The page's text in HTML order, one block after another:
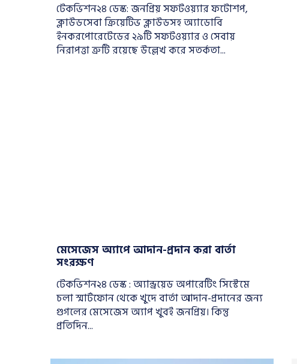
টেকভিশন২৪ ডেস্ক: জনপ্রিয় সফটওয়্যার ফটোশপ,
ক্লাউডসেবা ক্রিয়েটিভ ক্লাউডসহ অ্যাডোবি
ইনকরপোরেটেডের ২৯টি সফটওয়্যার ও সেবায়
নিরাপত্তা ত্রুটি রয়েছে উল্লেখ করে সতর্কতা...
মেসেজেস অ্যাপে আদান-প্রদান করা বার্তা
সংরক্ষণ
টেকভিশন২৪ ডেস্ক : অ্যান্ড্রয়েড অপারেটিং সিস্টেমে
চলা স্মার্টফোন থেকে খুদে বার্তা আদান-প্রদানের জন্য
গুগলের মেসেজেস অ্যাপ খুবই জনপ্রিয়। কিন্তু
প্রতিদিন...